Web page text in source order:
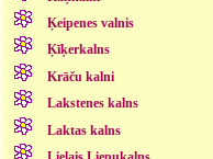
Ķeipenes valnis
Ķīķerkalns
Krāču kalni
Lakstenes kalns
Laktas kalns